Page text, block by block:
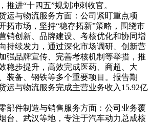
推进“十四五”规划冲刺收官。
与物流服务方面：公司紧盯重点项
拓市场，坚持“稳存拓新”策略，围绕市
销创新、品牌建设、考核优化和协同增
持续发力，通过深化市场调研、创新营
强品牌宣传、完善考核机制等举措，推
稳步提升，高效完成医药、商超、大
装备、钢铁等多个重要项目。报告期
运与物流服务完成主营业务收入15.92亿
件制造与销售服务方面：公司业务覆
台、武汉等地，专注于汽车动力总成核